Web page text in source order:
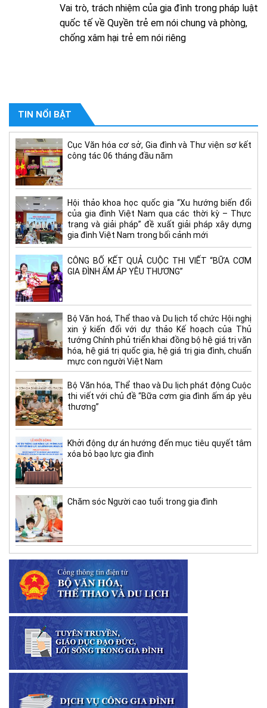
Vai trò, trách nhiệm của gia đình trong pháp luật
quốc tế về Quyền trẻ em nói chung và phòng,
chống xâm hại trẻ em nói riêng
TIN NỔI BẬT
Cục Văn hóa cơ sở, Gia đình và Thư viện sơ kết
công tác 06 tháng đầu năm
Hội thảo khoa học quốc gia “Xu hướng biến đổi
của gia đình Việt Nam qua các thời kỳ – Thực
trạng và giải pháp” đề xuất giải pháp xây dựng
gia đình Việt Nam trong bối cảnh mới
CÔNG BỐ KẾT QUẢ CUỘC THI VIẾT “BỮA CƠM
GIA ĐÌNH ẤM ÁP YÊU THƯƠNG”
Bộ Văn hoá, Thể thao và Du lịch tổ chức Hội nghị
xin ý kiến đối với dự thảo Kế hoạch của Thủ
tướng Chính phủ triển khai đồng bộ hệ giá trị văn
hóa, hệ giá trị quốc gia, hệ giá trị gia đình, chuẩn
mực con người Việt Nam
Bộ Văn hóa, Thể thao và Du lịch phát động Cuộc
thi viết với chủ đề “Bữa cơm gia đình ấm áp yêu
thương”
Khởi động dự án hướng đến mục tiêu quyết tâm
xóa bỏ bạo lực gia đình
Chăm sóc Người cao tuổi trong gia đình